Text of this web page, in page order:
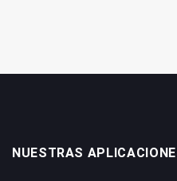
NUESTRAS